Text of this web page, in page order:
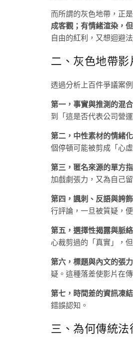
而所謂的灰色地帶，正
成客觀；有情緒渲染，
自由的紅利，又想迴避
二、灰色地帶
透過分析上百件爭議案
第一，事實與推測的混
到「這是否代表公司營
第二，中性素材的情緒
個停頓可能被剪成「心
第三，匿名來源的單方指
加戲劇張力，又為自己
第四，諷刺、反語與誇
行評論，一旦被質疑，
第五，選擇性揭露與脈
心裁剪過的「真實」，
第六，標題與內文的張
疑。這種落差使影片在
第七，時間差的資訊凍結
錯誤認知。
三、為何傳統法